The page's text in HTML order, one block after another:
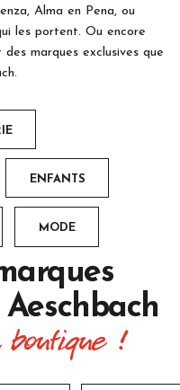
Alma en Pena, ou
les portent. Ou encore
marques exclusives que
ENFANTS
MODE
Aeschbach
boutique !